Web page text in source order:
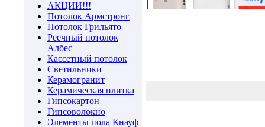
АКЦИИ!!!
Потолок Армстронг
Потолок Грильято
Реечный потолок
Албес
Кассетный потолок
Светильники
Керамогранит
Керамическая плитка
Гипсокартон
Гипсоволокно
Элементы пола Кнауф